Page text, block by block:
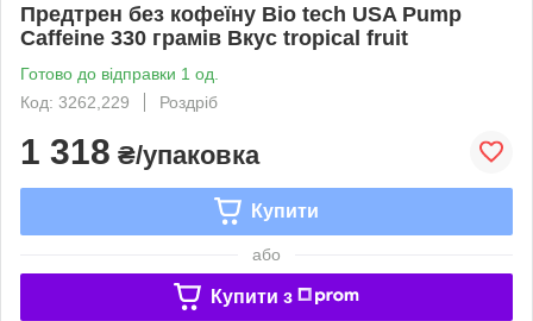
Предтрен без кофеїну Bio tech USA Pump
Caffeine 330 грамів Вкус tropical fruit
Готово до відправки 1 од.
Код: 3262,229
Роздріб
1 318 ₴/упаковка
Купити
або
Купити з